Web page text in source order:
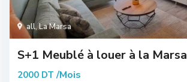
all,La Marsa
S+1 Meublé à louer à la Marsa
2000 DT /Mois